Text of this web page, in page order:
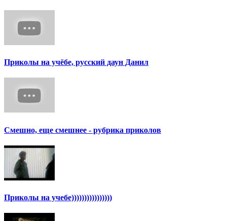
Приколы на учёбе, русский даун Данил
Смешно, еще смешнее - рубрика приколов
Приколы на учебе))))))))))))))))